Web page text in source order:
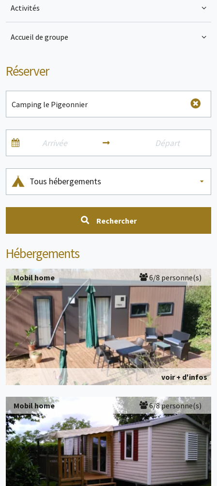
Activités
Accueil de groupe
Réserver
Tous hébergements
Rechercher
Hébergements
Mobil home 6/8 personne(s)
voir + d'infos
Mobil home 6/8 personne(s)